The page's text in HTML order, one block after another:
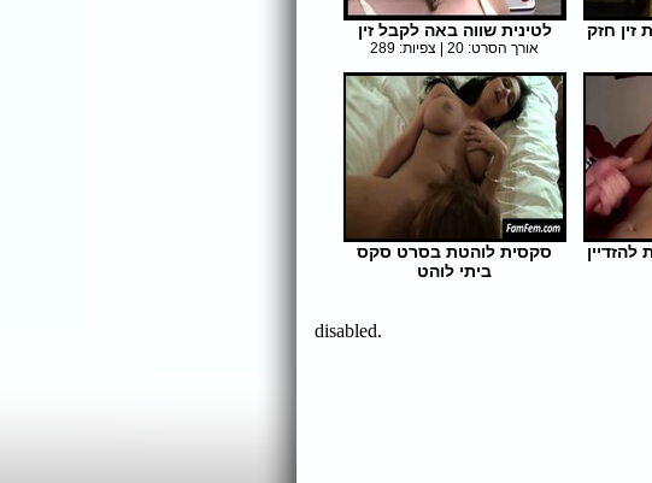
זין חזק
לטינית שווה באה לקבל זין
אורך הסרט: 20 | צפיות: 289
סקסית לוהטת בסרט סקס
ביתי לוהט